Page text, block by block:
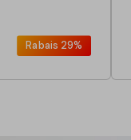
Rabais 29%